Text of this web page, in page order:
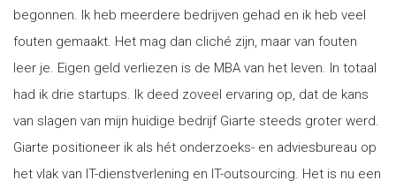
begonnen. Ik heb meerdere bedrijven gehad en ik heb veel
fouten gemaakt. Het mag dan cliché zijn, maar van fouten
leer je. Eigen geld verliezen is de MBA van het leven. In totaal
had ik drie startups. Ik deed zoveel ervaring op, dat de kans
van slagen van mijn huidige bedrijf Giarte steeds groter werd.
Giarte positioneer ik als hét onderzoeks- en adviesbureau op
het vlak van IT-dienstverlening en IT-outsourcing. Het is nu een